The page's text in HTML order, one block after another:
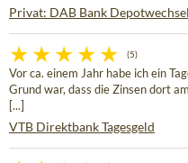
Privat: DAB Bank Depotwechsel
(5)
Vor ca. einem Jahr habe ich ein
Grund war, dass die Zinsen dort
[...]
VTB Direktbank Tagesgeld